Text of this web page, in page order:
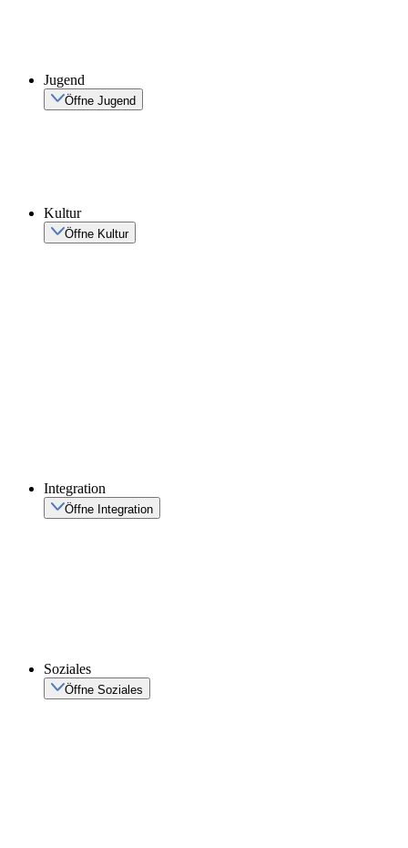
Jugend
Öffne Jugend
Kultur
Öffne Kultur
Integration
Öffne Integration
Soziales
Öffne Soziales